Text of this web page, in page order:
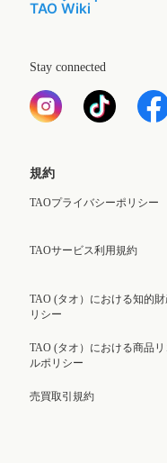
TAO Wiki
Stay connected
規約
TAOプライバシーポリシー
TAOサービス利用規約
TAO (タオ）における知的
リシー
TAO (タオ）における商品リ
ルポリシー
売買取引規約